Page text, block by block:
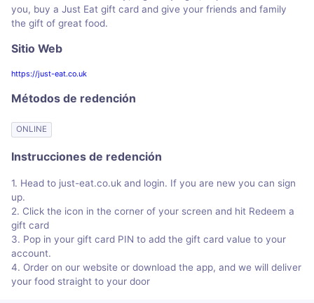
you, buy a Just Eat gift card and give your friends and family
the gift of great food.
Sitio Web
https://just-eat.co.uk
Métodos de redención
ONLINE
Instrucciones de redención
1. Head to just-eat.co.uk and login. If you are new you can sign
up.
2. Click the icon in the corner of your screen and hit Redeem a
gift card
3. Pop in your gift card PIN to add the gift card value to your
account.
4. Order on our website or download the app, and we will deliver
your food straight to your door